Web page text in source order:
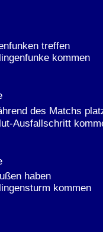
treffen
kommen
des Matchs
Ausfallschritt
haben
kommen